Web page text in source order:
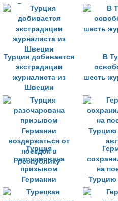
«Воскресшего
Эртугрула»
Турция добивается
экстрадиции
журналиста из
Швеции
В
шесть
Турция
разочарована
призывом
Германии
воздержаться от
на
Турцию